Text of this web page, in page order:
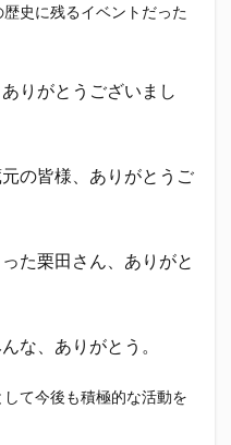
史に残るイベントだった
りがとうございまし
の皆様、ありがとうご
た栗田さん、ありがと
な、ありがとう。
して今後も積極的な活動を
春風亭昇太
森本酒造
田子の月
百田夏菜子
競馬部
米久
西武ライオンズ